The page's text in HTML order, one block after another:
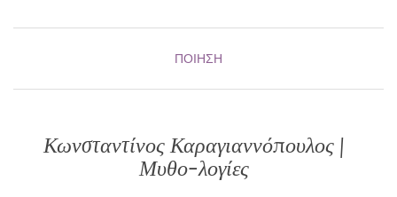
ΠΟΊΗΣΗ
Κωνσταντίνος Καραγιαννόπουλος |
Μυθο-λογίες